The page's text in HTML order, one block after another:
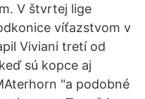
V štvrtej lige
víťazstvom v
Viviani tretí od
sú kopce aj
"a podobné